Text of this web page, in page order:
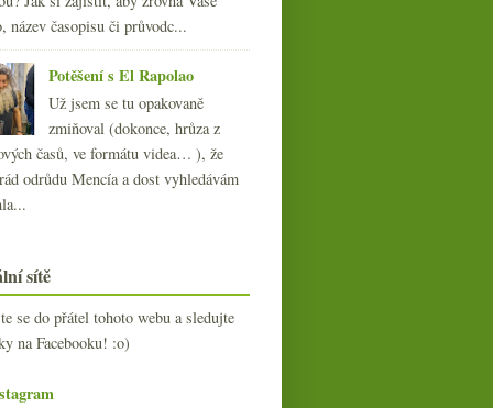
název časopisu či průvodc...
Potěšení s El Rapolao
Už jsem se tu opakovaně
zmiňoval (dokonce, hrůza z
časů, ve formátu videa… ), že
odrůdu Mencía a dost vyhledávám
sítě
se do přátel tohoto webu a sledujte
na Facebooku! :o)